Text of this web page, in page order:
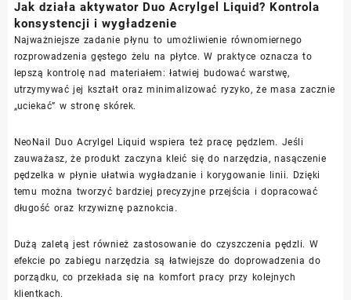
Jak działa aktywator Duo Acrylgel Liquid? Kontrola
konsystencji i wygładzenie
Najważniejsze zadanie płynu to umożliwienie równomiernego
rozprowadzenia gęstego żelu na płytce. W praktyce oznacza to
lepszą kontrolę nad materiałem: łatwiej budować warstwę,
utrzymywać jej kształt oraz minimalizować ryzyko, że masa zacznie
„uciekać” w stronę skórek.
NeoNail Duo Acrylgel Liquid wspiera też pracę pędzlem. Jeśli
zauważasz, że produkt zaczyna kleić się do narzędzia, nasączenie
pędzelka w płynie ułatwia wygładzanie i korygowanie linii. Dzięki
temu można tworzyć bardziej precyzyjne przejścia i dopracować
długość oraz krzywiznę paznokcia.
Dużą zaletą jest również zastosowanie do czyszczenia pędzli. W
efekcie po zabiegu narzędzia są łatwiejsze do doprowadzenia do
porządku, co przekłada się na komfort pracy przy kolejnych
klientkach.